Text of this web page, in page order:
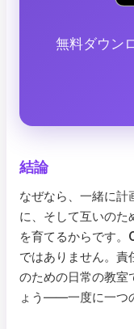
無料ダウン
結論
なぜなら、一緒に計
に、そして互いのた
を育てるからです。
ではありません。責
のための日常の教室
ょう――一度に一つ